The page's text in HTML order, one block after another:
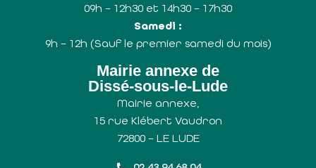
09h – 12h30 et 14h30 – 17h30
Samedi :
9h – 12h (Sauf le premier samedi du mois)
Mairie annexe de
Dissé-sous-le-Lude
Mairie annexe,
15 rue Klébert Vaudron
72800 – LE LUDE